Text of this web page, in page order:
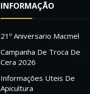
INFORMAÇÃO
21º Aniversario Macmel
Campanha De Troca De
Cera 2026
Informações Uteis De
Apicultura